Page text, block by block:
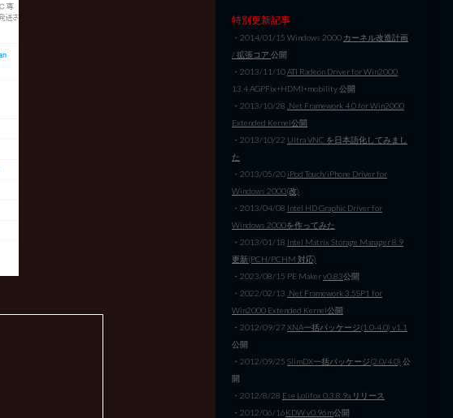
特別更新記事
・2014/01/15 Windows 2000 カーネル改造計画
/ 拡張コア 公開
・2013/11/10ATI Radeon Driver for Win2000
13.4 AGPFix+HDMI+mobility 公開
・2013/10/28 .Net Framework 4.0 for Win2000
Extended Kernel公開
・2013/10/22 Ultra VNC を日本語化してみまし
た
・2013/05/20 iPod Touch/iPhone Driver for
Windows 2000(改)
・2013/04/08 Intel HD Graphic Driver for
Windows 2000を作ってみた
・2013/01/18 Intel Matrix Storage Manager 8.9
更新(PCH/PCHM 対応)
・2023/08/15 PE Makerv0.83公開
・2022/02/13 .Net Framework 3.5SP1 for
Win2000 Extended Kernel公開
・2012/09/27XNA一括パッケージ(1.0-4.0) v1.1
公開
・2012/09/25 SlimDX一括パッケージ(2.0/4.0) 公
開
・2012/8/28 Ese Lolifox 0.3.8.9a リリース
・2012/06/16KDW v0.96m公開